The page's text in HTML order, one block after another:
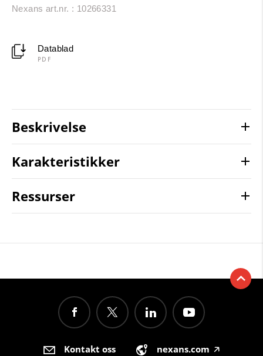
Nexans art.nr. : 10266331
Datablad
PDF
Beskrivelse
Karakteristikker
Ressurser
Kontakt oss nexans.com 🡥